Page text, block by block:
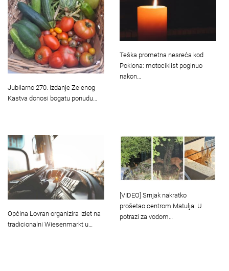
Jubilarno 270. izdanje Zelenog
Kastva donosi bogatu ponudu…
Teška prometna nesreća kod
Poklona: motociklist poginuo
nakon…
Općina Lovran organizira izlet na
tradicionalni Wiesenmarkt u…
[VIDEO] Srnjak nakratko
prošetao centrom Matulja: U
potrazi za vodom…